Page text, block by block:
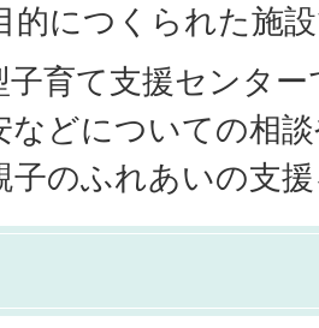
的につくられた施
子育て支援センタ
などについての相
子のふれあいの支